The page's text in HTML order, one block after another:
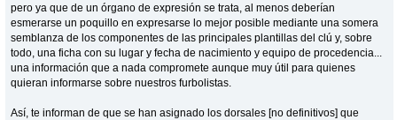
pero ya que de un órgano de expresión se trata, al menos deberían
esmerarse un poquillo en expresarse lo mejor posible mediante una somera
semblanza de los componentes de las principales plantillas del clú y, sobre
todo, una ficha con su lugar y fecha de nacimiento y equipo de procedencia...
una información que a nada compromete aunque muy útil para quienes
quieran informarse sobre nuestros furbolistas.
Así, te informan de que se han asignado los dorsales [no definitivos] que